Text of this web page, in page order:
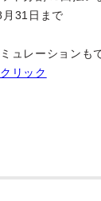
31日まで
ュレーションも
リック